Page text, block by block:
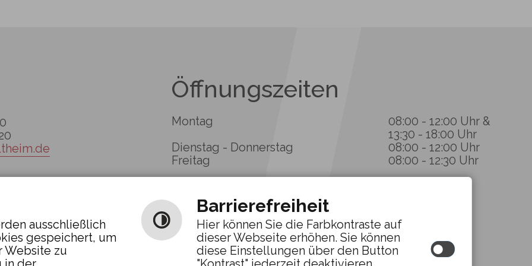
Öffnungszeiten
Montag
Dienstag - Donnerstag
Freitag
08:00 - 12:00 Uhr &
13:30 - 18:00 Uhr
08:00 - 12:00 Uhr
08:00 - 12:30 Uhr
ausschließlich
gespeichert, um
Website zu
Barrierefreiheit
Hier können Sie die Farbkontraste auf
dieser Webseite erhöhen. Sie können
diese Einstellungen über den Button